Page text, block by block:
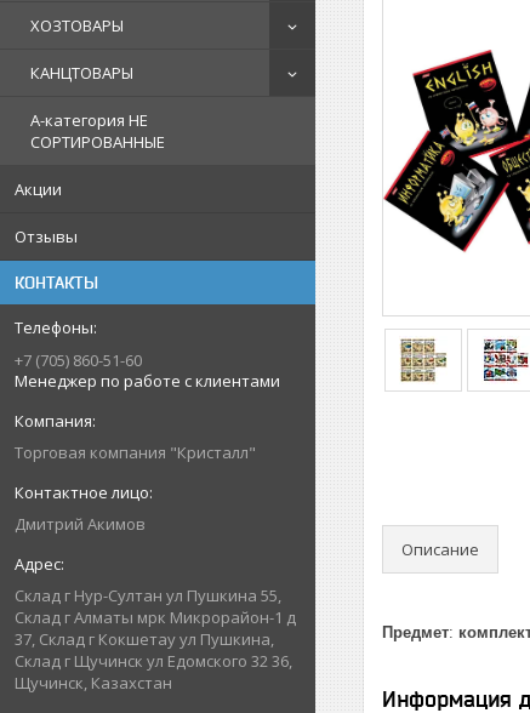
ХОЗТОВАРЫ
КАНЦТОВАРЫ
A-категория НЕ
СОРТИРОВАННЫЕ
Акции
Отзывы
КОНТАКТЫ
+7 (705) 860-51-60
Менеджер по работе с клиентами
Торговая компания "Кристалл"
Дмитрий Акимов
Склад г Нур-Султан ул Пушкина 55,
Склад г Алматы мрк Микрорайон-1 д
37, Склад г Кокшетау ул Пушкина,
Склад г Щучинск ул Едомского 32 36,
Щучинск, Казахстан
Описание
Предмет:
Информация